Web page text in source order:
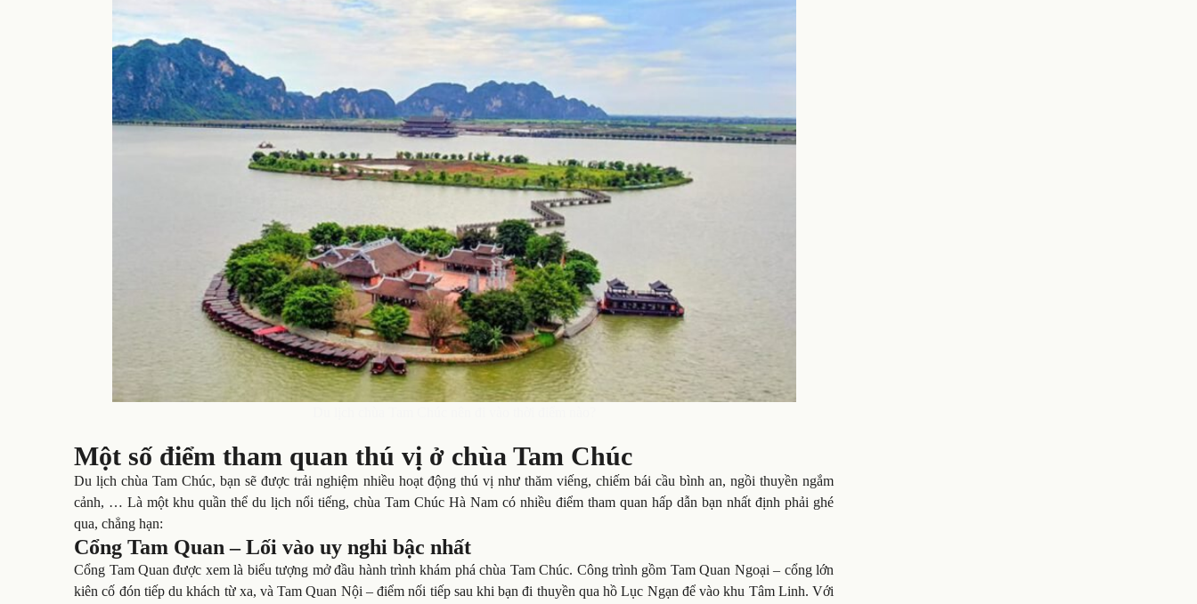
Một số điểm tham quan thú vị ở chùa Tam Chúc
Du lịch chùa Tam Chúc, bạn sẽ được trải nghiệm nhiều hoạt động thú vị như thăm viếng, chiếm bái cầu bình an, ngồi thuyền ngắm
cảnh, … Là một khu quần thể du lịch nổi tiếng, chùa Tam Chúc Hà Nam có nhiều điểm tham quan hấp dẫn bạn nhất định phải ghé
qua, chẳng hạn:
Cổng Tam Quan – Lối vào uy nghi bậc nhất
Cổng Tam Quan được xem là biểu tượng mở đầu hành trình khám phá chùa Tam Chúc. Công trình gồm Tam Quan Ngoại – cổng lớn
kiên cố đón tiếp du khách từ xa, và Tam Quan Nội – điểm nối tiếp sau khi bạn đi thuyền qua hồ Lục Ngạn để vào khu Tâm Linh. Với